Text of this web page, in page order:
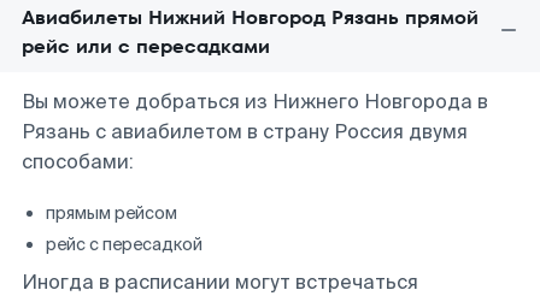
Авиабилеты Нижний Новгород Рязань прямой
рейс или с пересадками
Вы можете добраться из Нижнего Новгорода в
Рязань с авиабилетом в страну Россия двумя
способами:
прямым рейсом
рейс с пересадкой
Иногда в расписании могут встречаться